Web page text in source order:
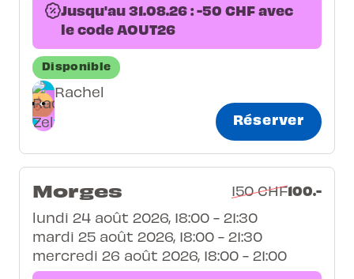
Jusqu'au 31.08.26 : -50 CHF avec
le code AOUT26
Disponible
Rachel
Réserver
Morges 150 CHF100.-
lundi 24 août 2026, 18:00 - 21:30
mardi 25 août 2026, 18:00 - 21:30
mercredi 26 août 2026, 18:00 - 21:00